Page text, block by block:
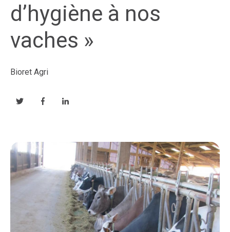
d’hygiène à nos
vaches »
Bioret Agri